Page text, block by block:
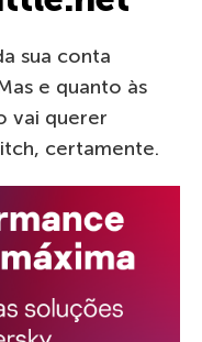
sua conta
e quanto às
vai querer
certamente.